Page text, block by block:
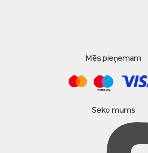
Mēs pieņemam
Seko mums